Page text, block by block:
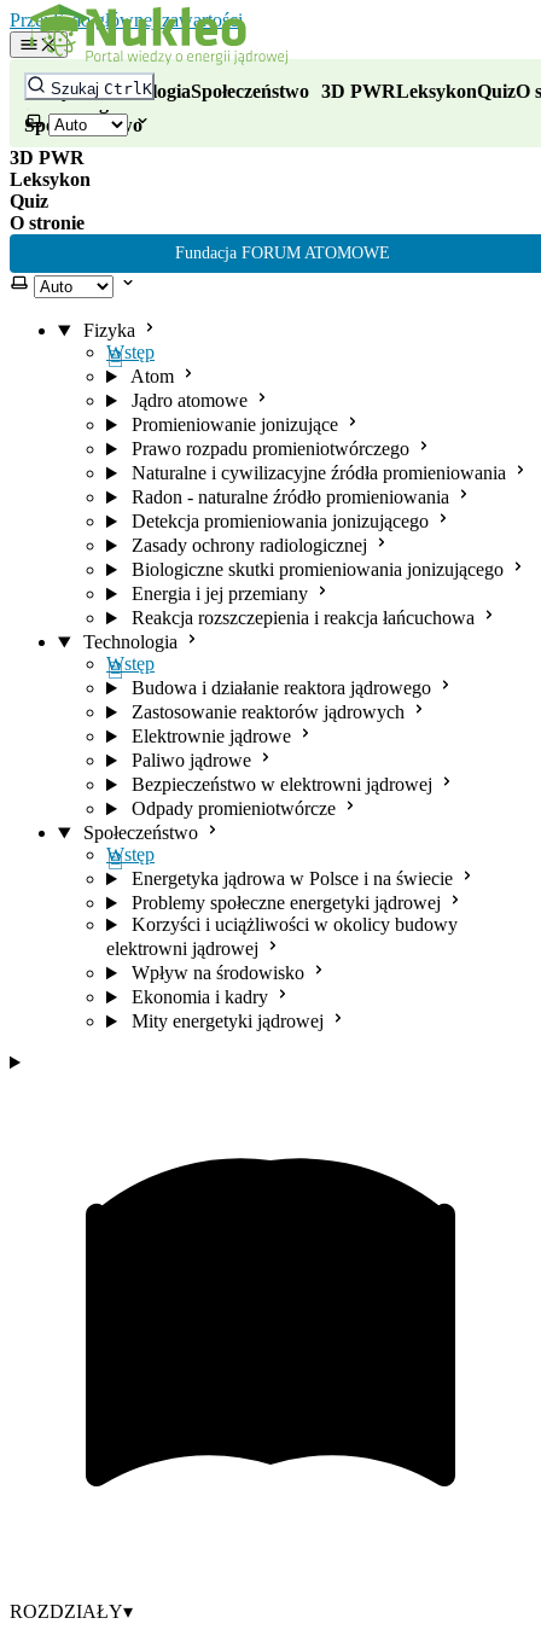
Przejdź do głównej zawartości
Szukaj CtrlK
FizykaTechnologiaSpołeczeństwo 3D PWRLeksykonQuizO
Wybierz motyw
Fizyka
Wstęp
Atom
Jądro atomowe
Promieniowanie jonizujące
Prawo rozpadu promieniotwórczego
Naturalne i cywilizacyjne źródła promieniowania
Radon - naturalne źródło promieniowania
Detekcja promieniowania jonizującego
Zasady ochrony radiologicznej
Biologiczne skutki promieniowania jonizującego
Energia i jej przemiany
Reakcja rozszczepienia i reakcja łańcuchowa
Technologia
Wstęp
Budowa i działanie reaktora jądrowego
Zastosowanie reaktorów jądrowych
Elektrownie jądrowe
Paliwo jądrowe
Bezpieczeństwo w elektrowni jądrowej
Odpady promieniotwórcze
Społeczeństwo
Wstęp
Energetyka jądrowa w Polsce i na świecie
Problemy społeczne energetyki jądrowej
Korzyści i uciążliwości w okolicy budowy
elektrowni jądrowej
Wpływ na środowisko
Ekonomia i kadry
Mity energetyki jądrowej
Fizyka
Technologia
Społeczeństwo
3D PWR
Leksykon
Quiz
O stronie
Fundacja FORUM ATOMOWE
Wybierz motyw
ROZDZIAŁY▾